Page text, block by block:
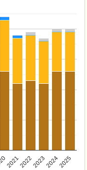
20212022202320242025